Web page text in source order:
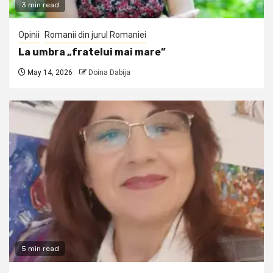
3 min read
Opinii Romanii din jurul Romaniei
La umbra „fratelui mai mare”
May 14, 2026 Doina Dabija
5 min read